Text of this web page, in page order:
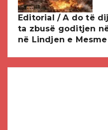
Editorial / A do të
ta zbusë goditjen
në Lindjen e Mesme